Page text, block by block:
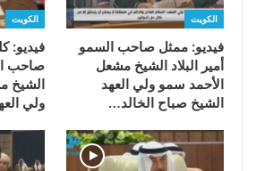
الكويت
فيديو: ممثل صاحب السمو
أمير البلاد الشيخ مشعل
الأحمد سمو ولي العهد
الشيخ صباح الخالد…
الكويت
فيديو:
صاحب
الشيخ
ولي